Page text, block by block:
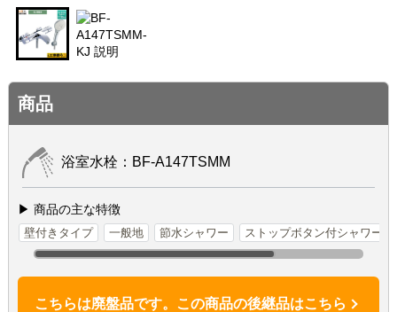
商品
浴室水栓：BF-A147TSMM
▶ 商品の主な特徴
壁付きタイプ 一般地 節水シャワー ストップボタン付シャワー
こちらは廃盤品です。この商品の後継品はこちら